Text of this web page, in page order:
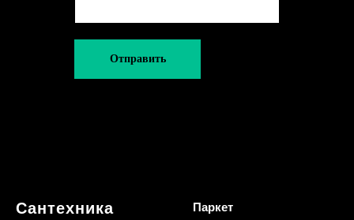
Отправить
Сантехника
Паркет